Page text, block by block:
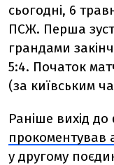
сьогодні, 6
ПСЖ. Перша
грандами
5:4. Початок
(за київським
Раніше вихід до
прокоментував
у другому